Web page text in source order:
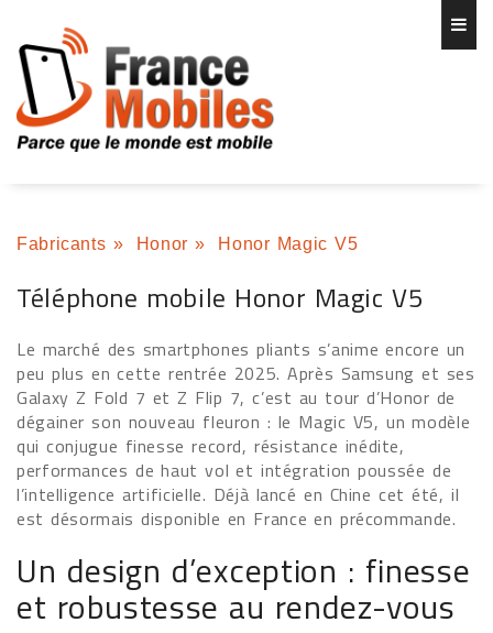
Fabricants » Honor » Honor Magic V5
Téléphone mobile Honor Magic V5
Le marché des smartphones pliants s’anime encore un
peu plus en cette rentrée 2025. Après Samsung et ses
Galaxy Z Fold 7 et Z Flip 7, c’est au tour d’Honor de
dégainer son nouveau fleuron : le Magic V5, un modèle
qui conjugue finesse record, résistance inédite,
performances de haut vol et intégration poussée de
l’intelligence artificielle. Déjà lancé en Chine cet été, il
est désormais disponible en France en précommande.
Un design d’exception : finesse
et robustesse au rendez-vous